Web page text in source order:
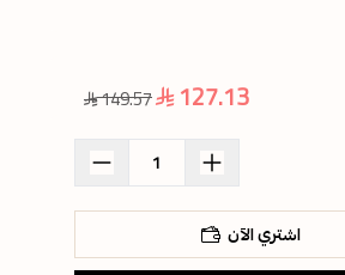
127.13
149.57
اشتري الآن